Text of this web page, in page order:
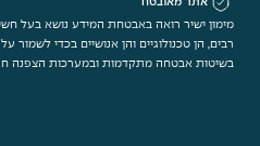
מימון ישיר רואה באבטחת המידע נושא בעל
רבים, הן טכנולוגיים והן אנושיים בכדי לשמור
בשיטות אבטחה מתקדמות ובמערכות הצפנה